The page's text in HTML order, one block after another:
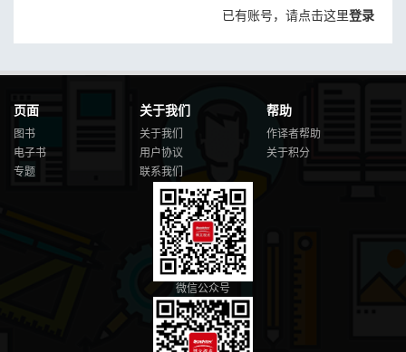
已有账号，请点击这里登录
页面
图书
电子书
专题
关于我们
关于我们
用户协议
联系我们
帮助
作译者帮助
关于积分
微信公众号